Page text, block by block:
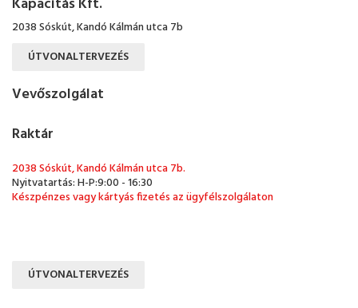
2038 Sóskút, Kandó Kálmán utca 7b
ÚTVONALTERVEZÉS
Vevőszolgálat
Raktár
2038 Sóskút, Kandó Kálmán utca 7b.
Nyitvatartás: H-P:9:00 - 16:30
Készpénzes vagy kártyás fizetés az ügyfélszolgálaton
ÚTVONALTERVEZÉS